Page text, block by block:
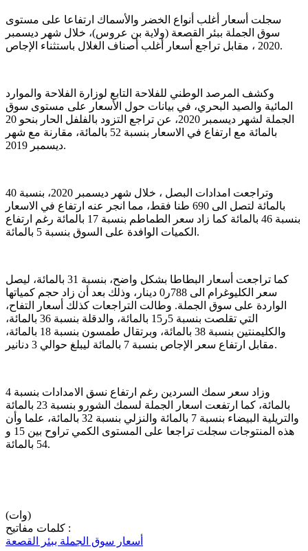
سجلت أسعار أغلب أنواع الخضر والأسماك ارتفاعا على مستوى
سوق الجملة ببئر القصعة (ولاية بن عروس)، خلال شهر ديسمبر
2020 ، مقابل تراجع أسعار أغلب أصناف الغلال باستثناء الإجاص.
وكشف المرصد الوطني للفلاحة التابع لوزارة الفلاحة والموارد
المائية والصيد البحري، في بيانات حول الأسعار على مستوى سوق
الجملة لشهر ديسمبر 2020، عن تراجع التزود بالفلفل الحار بنحو 20
بالمائة مع ارتفاع في الاسعار بنسبة 52 بالمائة، مقارنة مع شهر
ديسمبر 2019.
وتراجعت امدادات البصل ، خلال شهر ديسمبر 2020، بنسبة 40
بالمائة لتصل الى 690 طنا فقط، مما انجر عنه ارتفاع في الاسعار
بنسبة 46 بالمائة كما زاد سعر الطماطم بنسبة 17 بالمائة رغم ارتفاع
الكميات الوافدة على السوق بنسبة 5 بالمائة.
كما تراجعت أسعار البطاطا بشكل واضح، بنسبة 31 بالمائة، ليصل
سعر الكليوغرام الى 788ر0 دينار، وذلك بعد أن زاد حجم كمياتها
الواردة على سوق الجملة. وطالت التراجعات كذلك أسعار التفاح،
التي تقلصت بنسبة 5ر15 بالمائة، والدقلة بنسبة 36 بالمائة،
والكليمنتين بنسبة 38 بالمائة، وبرتقال طمسون بنسبة 18 بالمائة،
مقابل ارتفاع سعر الإجاص بنسبة 7 بالمائة ليبلغ حوالي 3 دنانير.
وزاد سعر سمك السردين رغم ارتفاع نسق الامدادات بنسبة 4
بالمائة، كما ارتفعت اسعار الجملة لسمك الشورو بنسبة 23 بالمائة
والتريلية البيضاء بنسبة 7 بالمائة والنزلي بنسبة 32 بالمائة، علما وأن
هذه المنتوجات سجلت تراجعا على المستوى الكمي تراوح بين 15 و
54 بالمائة.
(وات)
كلمات مفاتيح :
أسعار سوق الجملة ببئر القصعة